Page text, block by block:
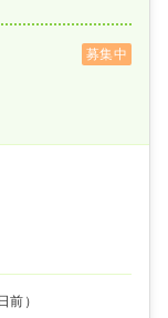
募集中
）